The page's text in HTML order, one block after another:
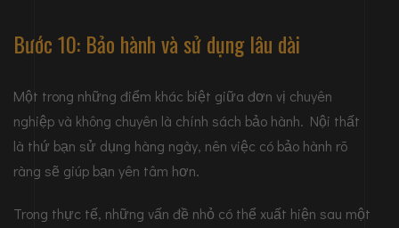
Bước 10: Bảo hành và sử dụng lâu dài
Một trong những điểm khác biệt giữa đơn vị chuyên
nghiệp và không chuyên là chính sách bảo hành. Nội thất
là thứ bạn sử dụng hàng ngày, nên việc có bảo hành rõ
ràng sẽ giúp bạn yên tâm hơn.
Trong thực tế, những vấn đề nhỏ có thể xuất hiện sau một